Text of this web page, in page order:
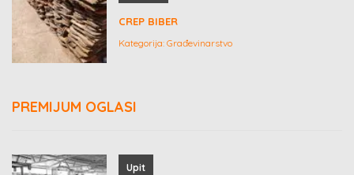
CREP BIBER
Kategorija: Građevinarstvo
PREMIJUM OGLASI
Upit